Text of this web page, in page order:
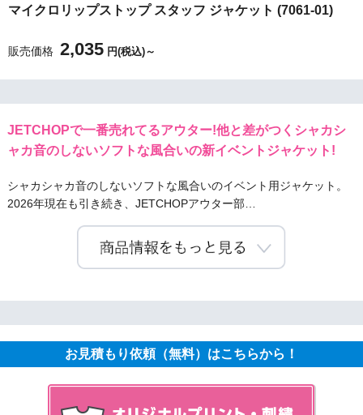
マイクロリップストップ スタッフ ジャケット (7061-01)
販売価格 2,035 円(税込)～
JETCHOPで一番売れてるアウター!他と差がつくシャカシ
ャカ音のしないソフトな風合いの新イベントジャケット!
シャカシャカ音のしないソフトな風合いのイベント用ジャケット。
2026年現在も引き続き、JETCHOPアウター部…
お見積もり依頼（無料）はこちらから！